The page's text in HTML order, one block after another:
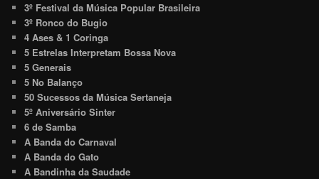
3º Festival da Música Popular Brasileira
3º Ronco do Bugio
4 Ases & 1 Coringa
5 Estrelas Interpretam Bossa Nova
5 Generais
5 No Balanço
50 Sucessos da Música Sertaneja
5º Aniversário Sinter
6 de Samba
A Banda do Carnaval
A Banda do Gato
A Bandinha da Saudade